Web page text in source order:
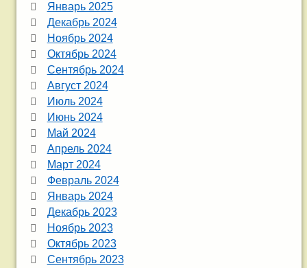
Январь 2025
Декабрь 2024
Ноябрь 2024
Октябрь 2024
Сентябрь 2024
Август 2024
Июль 2024
Июнь 2024
Май 2024
Апрель 2024
Март 2024
Февраль 2024
Январь 2024
Декабрь 2023
Ноябрь 2023
Октябрь 2023
Сентябрь 2023